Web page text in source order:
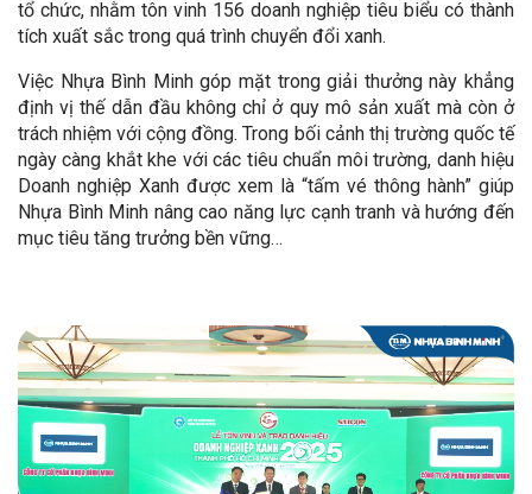
tổ chức, nhằm tôn vinh 156 doanh nghiệp tiêu biểu có thành
tích xuất sắc trong quá trình chuyển đổi xanh.
Việc Nhựa Bình Minh góp mặt trong giải thưởng này khẳng
định vị thế dẫn đầu không chỉ ở quy mô sản xuất mà còn ở
trách nhiệm với cộng đồng. Trong bối cảnh thị trường quốc tế
ngày càng khắt khe với các tiêu chuẩn môi trường, danh hiệu
Doanh nghiệp Xanh được xem là “tấm vé thông hành” giúp
Nhựa Bình Minh nâng cao năng lực cạnh tranh và hướng đến
mục tiêu tăng trưởng bền vững…